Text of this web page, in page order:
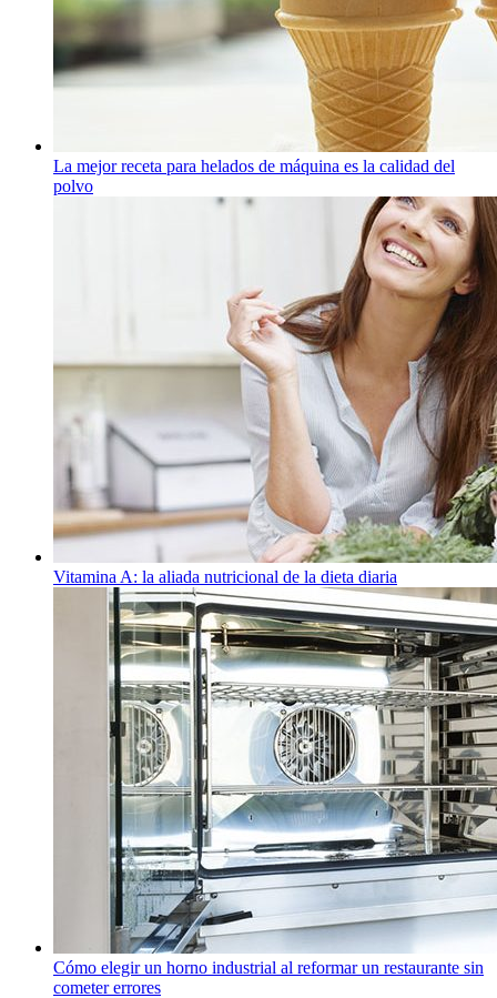
La mejor receta para helados de máquina es la calidad del
polvo
Vitamina A: la aliada nutricional de la dieta diaria
Cómo elegir un horno industrial al reformar un restaurante sin
cometer errores